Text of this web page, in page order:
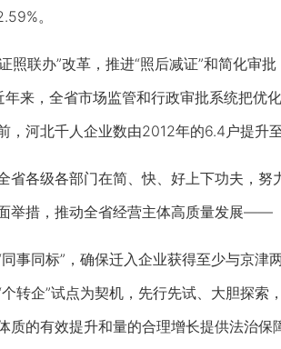
。
联办”改革，推进“照后减证”和简化审
来，全省市场监管和行政审批系统把优
，河北千人企业数由2012年的6.4户提升至
各级各部门在简、快、好上下功夫，努
举措，推动全省经营主体高质量发展——
同标”，确保迁入企业获得至少与京津
转企”试点为契机，先行先试、大胆探
质的有效提升和量的合理增长提供法治保